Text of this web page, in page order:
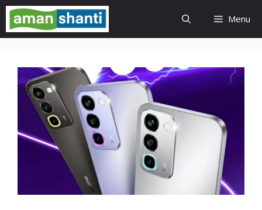
Skip
content
Menu